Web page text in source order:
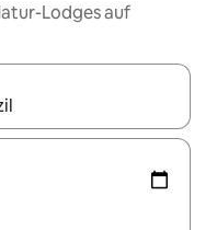
Lodges auf
mit den